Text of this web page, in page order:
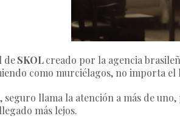
deSKOLcreado por la agencia
como murciélagos, no importa el
llama la atención a más de
más lejos.